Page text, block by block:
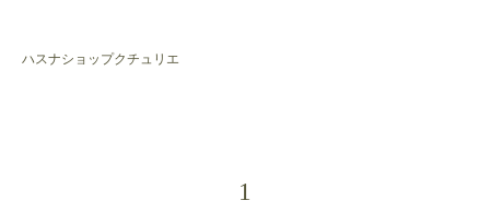
ハスナショップクチュリエ
1